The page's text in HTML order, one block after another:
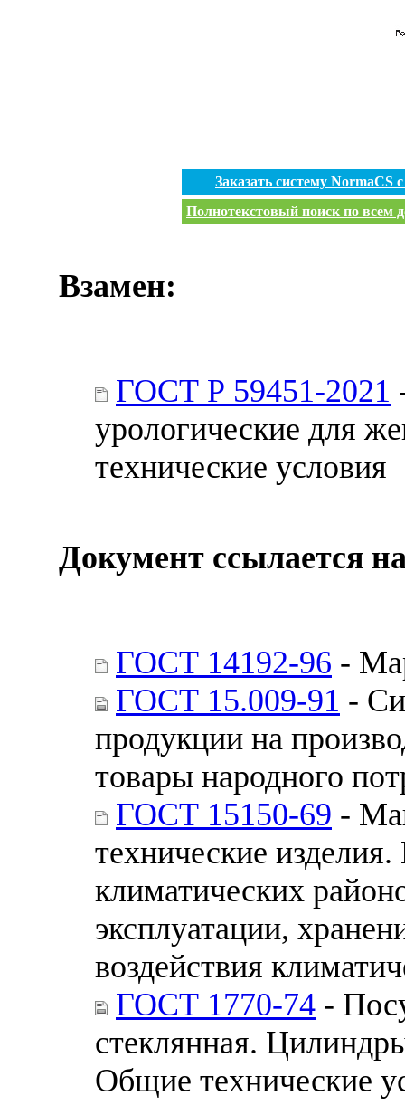
Заказать систему
Полнотекстовый поиск по всем
Взамен:
ГОСТ Р 59451-2021
урологические для
технические условия
Документ ссылается
ГОСТ 14192-96 -
ГОСТ 15.009-91 -
продукции на
товары народного
ГОСТ 15150-69 -
технические
климатических
эксплуатации,
воздействия
ГОСТ 1770-74 -
стеклянная.
Общие технические